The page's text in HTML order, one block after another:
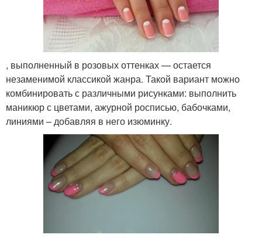
, выполненный в розовых оттенках — остается
незаменимой классикой жанра. Такой вариант можно
комбинировать с различными рисунками: выполнить
маникюр с цветами, ажурной росписью, бабочками,
линиями – добавляя в него изюминку.